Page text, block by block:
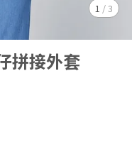
1 /3
拼接外套